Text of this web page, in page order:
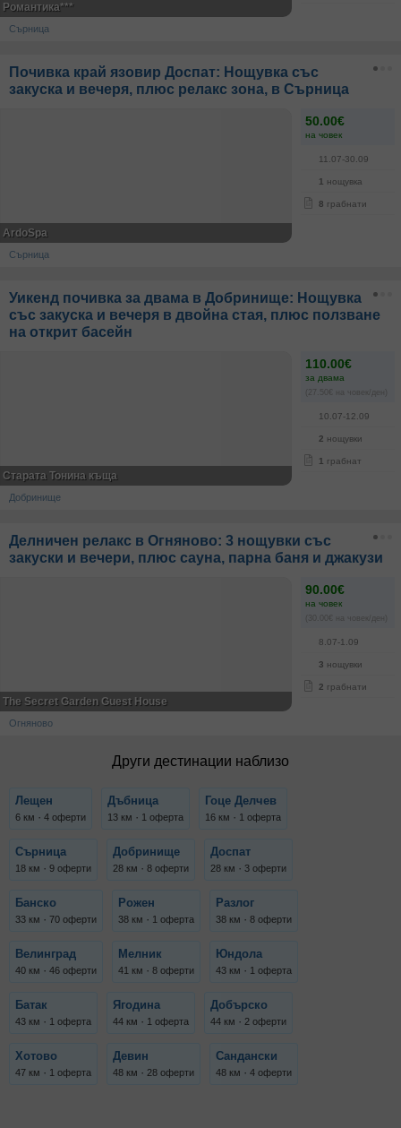
Романтика***
Сърница
Почивка край язовир Доспат: Нощувка със
закуска и вечеря, плюс релакс зона, в Сърница
50.00€
на човек
11.07-30.09
1 нощувка
8 грабнати
ArdoSpa
Сърница
Уикенд почивка за двама в Добринище: Нощувка
със закуска и вечеря в двойна стая, плюс ползване
на открит басейн
110.00€
за двама
(27.50€ на човек/ден)
10.07-12.09
2 нощувки
1 грабнат
Старата Тонина къща
Добринище
Делничен релакс в Огняново: 3 нощувки със
закуски и вечери, плюс сауна, парна баня и джакузи
90.00€
на човек
(30.00€ на човек/ден)
8.07-1.09
3 нощувки
2 грабнати
The Secret Garden Guest House
Огняново
Други дестинации наблизо
Лещен
6 км · 4 оферти
Дъбница
13 км · 1 оферта
Гоце Делчев
16 км · 1 оферта
Сърница
18 км · 9 оферти
Добринище
28 км · 8 оферти
Доспат
28 км · 3 оферти
Банско
33 км · 70 оферти
Рожен
38 км · 1 оферта
Разлог
38 км · 8 оферти
Велинград
40 км · 46 оферти
Мелник
41 км · 8 оферти
Юндола
43 км · 1 оферта
Батак
43 км · 1 оферта
Ягодина
44 км · 1 оферта
Добърско
44 км · 2 оферти
Хотово
47 км · 1 оферта
Девин
48 км · 28 оферти
Сандански
48 км · 4 оферти